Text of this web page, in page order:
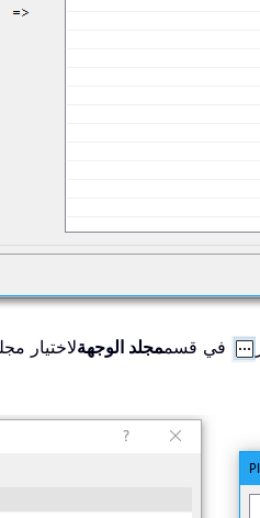
في قسممجلد الوجهةلاختيار